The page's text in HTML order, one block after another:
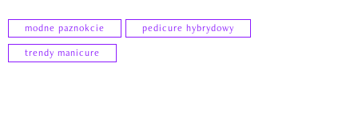
modne paznokcie
pedicure hybrydowy
trendy manicure